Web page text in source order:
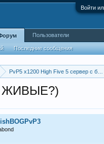
Войти
PvP5 x1200 High Five 5 сервер с
ЖИВЫЕ?)
Последние сообщения
Пользователи